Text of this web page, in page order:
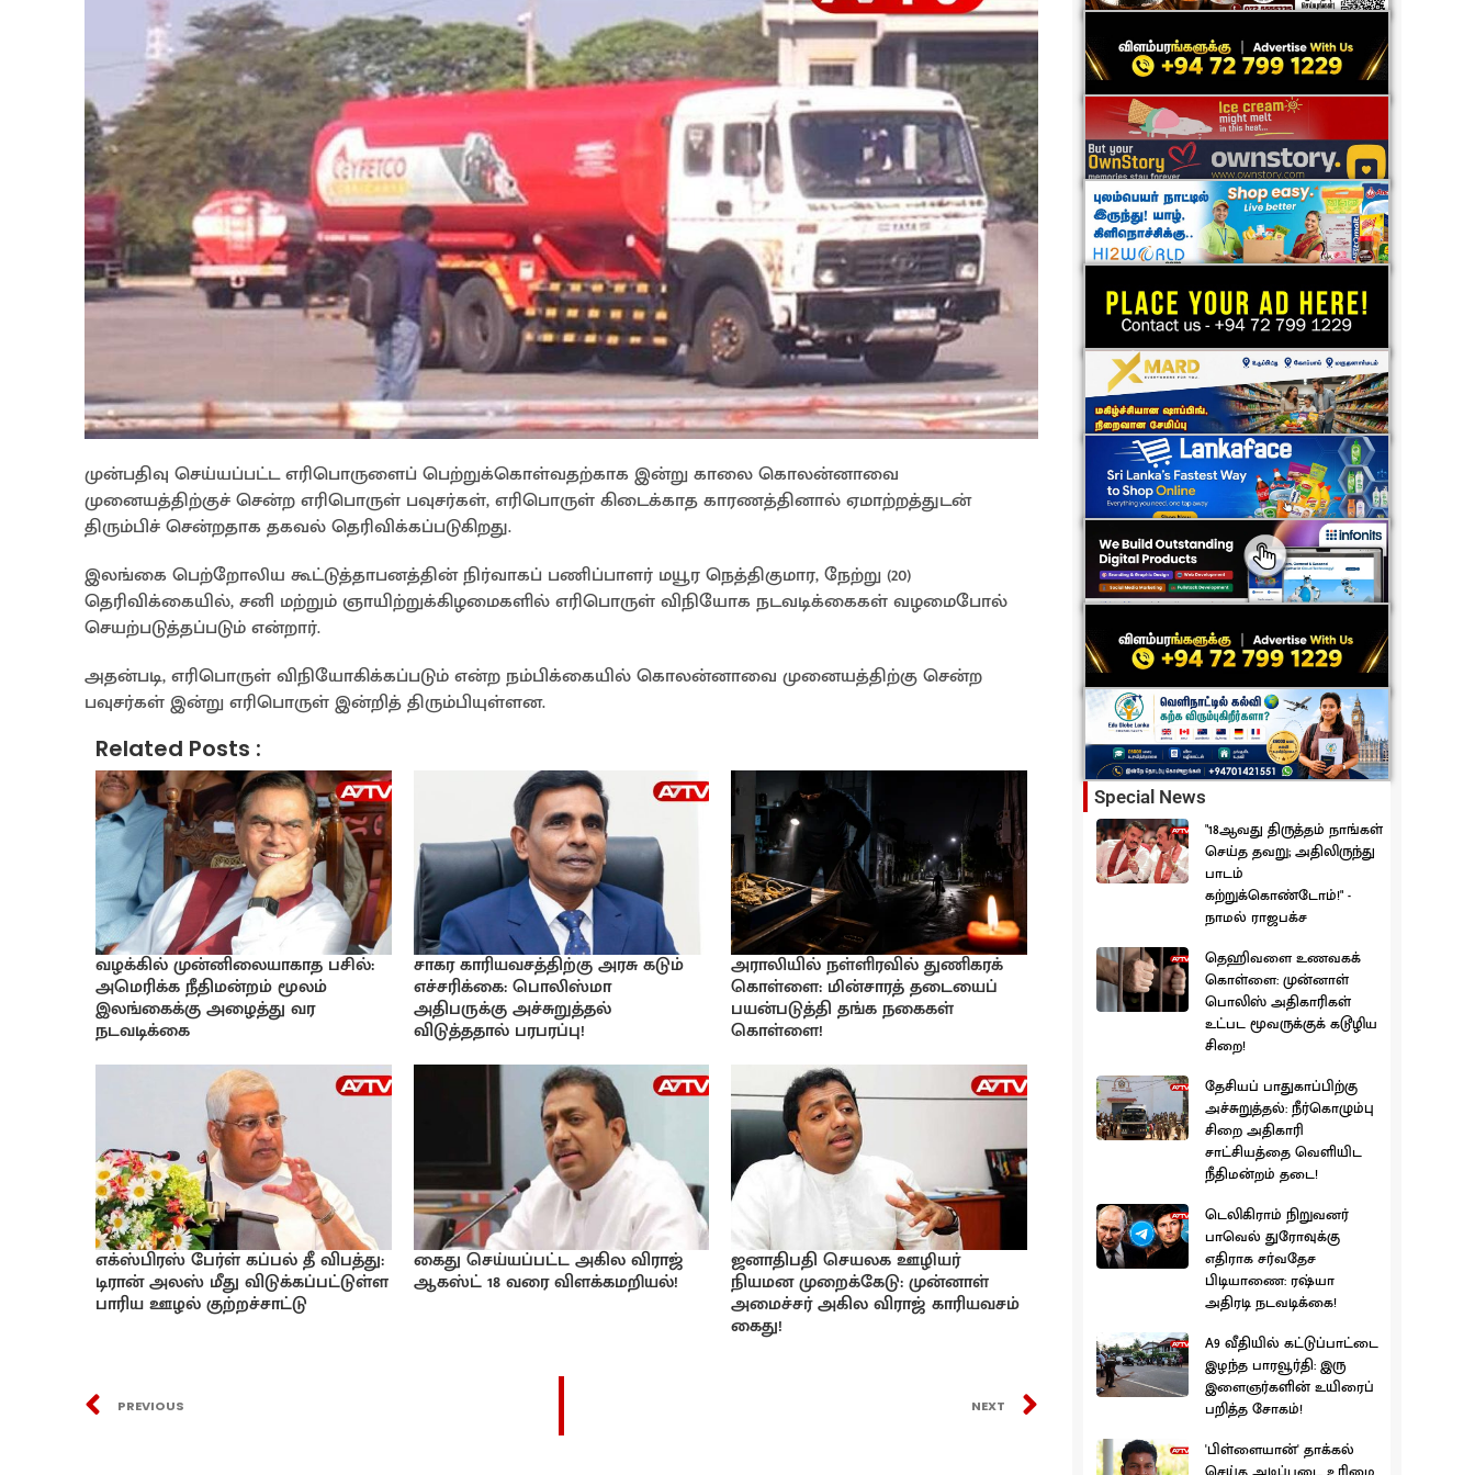
முன்பதிவு செய்யப்பட்ட எரிபொருளைப் பெற்றுக்கொள்வதற்காக இன்று காலை கொலன்னாவை
முனையத்திற்குச் சென்ற எரிபொருள் பவுசர்கள், எரிபொருள் கிடைக்காத காரணத்தினால் ஏமாற்றத்துடன்
திரும்பிச் சென்றதாக தகவல் தெரிவிக்கப்படுகிறது.
இலங்கை பெற்றோலிய கூட்டுத்தாபனத்தின் நிர்வாகப் பணிப்பாளர் மயூர நெத்திகுமார, நேற்று (20)
தெரிவிக்கையில், சனி மற்றும் ஞாயிற்றுக்கிழமைகளில் எரிபொருள் விநியோக நடவடிக்கைகள் வழமைபோல்
செயற்படுத்தப்படும் என்றார்.
அதன்படி, எரிபொருள் விநியோகிக்கப்படும் என்ற நம்பிக்கையில் கொலன்னாவை முனையத்திற்கு சென்ற
பவுசர்கள் இன்று எரிபொருள் இன்றித் திரும்பியுள்ளன.
Related Posts :
வழக்கில் முன்னிலையாகாத பசில்:
அமெரிக்க நீதிமன்றம் மூலம்
இலங்கைக்கு அழைத்து வர
நடவடிக்கை
சாகர காரியவசத்திற்கு அரசு கடும்
எச்சரிக்கை: பொலிஸ்மா
அதிபருக்கு அச்சுறுத்தல்
விடுத்ததால் பரபரப்பு!
அராலியில் நள்ளிரவில் துணிகரக்
கொள்ளை: மின்சாரத் தடையைப்
பயன்படுத்தி தங்க நகைகள்
கொள்ளை!
எக்ஸ்பிரஸ் பேர்ள் கப்பல் தீ விபத்து:
டிரான் அலஸ் மீது விடுக்கப்பட்டுள்ள
பாரிய ஊழல் குற்றச்சாட்டு
கைது செய்யப்பட்ட அகில விராஜ்
ஆகஸ்ட் 18 வரை விளக்கமறியல்!
ஜனாதிபதி செயலக ஊழியர்
நியமன முறைக்கேடு: முன்னாள்
அமைச்சர் அகில விராஜ் காரியவசம்
கைது!
PREVIOUS NEXT
Special News
"18ஆவது திருத்தம் நாங்கள்
செய்த தவறு; அதிலிருந்து
பாடம்
கற்றுக்கொண்டோம்!" -
நாமல் ராஜபக்ச
தெஹிவளை உணவகக்
கொள்ளை: முன்னாள்
பொலிஸ் அதிகாரிகள்
உட்பட மூவருக்குக் கடூழிய
சிறை!
தேசியப் பாதுகாப்பிற்கு
அச்சுறுத்தல்: நீர்கொழும்பு
சிறை அதிகாரி
சாட்சியத்தை வெளியிட
நீதிமன்றம் தடை!
டெலிகிராம் நிறுவனர்
பாவெல் துரோவுக்கு
எதிராக சர்வதேச
பிடியாணை: ரஷ்யா
அதிரடி நடவடிக்கை!
A9 வீதியில் கட்டுப்பாட்டை
இழந்த பாரவூர்தி: இரு
இளைஞர்களின் உயிரைப்
பறித்த சோகம்!
'பிள்ளையான்' தாக்கல்